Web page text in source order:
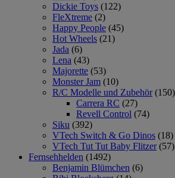
Dickie Toys (122)
FleXtreme (2)
Happy People (45)
Hot Wheels (21)
Jada (6)
Lena (43)
Majorette (53)
Monster Jam (10)
R/C Modelle und Zubehör (150)
Carrera RC (27)
Revell Control (74)
Siku (392)
VTech Switch & Go Dinos (18)
VTech Tut Tut Baby Flitzer (57)
Fernsehhelden (1492)
Benjamin Blümchen (6)